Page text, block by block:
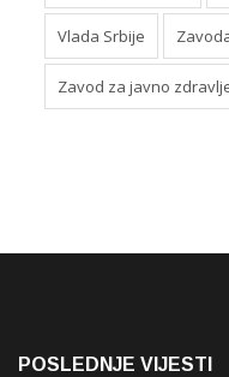
Vlada Srbije
Zavod za javno
POSLEDNJE VIJESTI